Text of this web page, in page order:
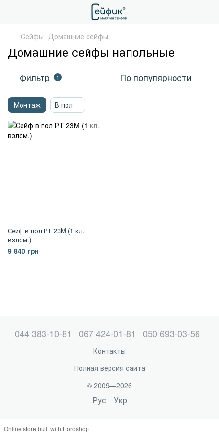
Cейфы Домашние сейфы
Домашние сейфы напольные
Фильтр 1 По популярности
Монтаж В пол
Сейф в пол РТ 23M (1 кл.
взлом.)
9 840 грн
044 383-10-81 067 424-01-81 050 693-03-56
Контакты
Полная версия сайта
© 2009—2026
Рус Укр
Online store built with Horoshop